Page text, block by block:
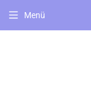
Menü